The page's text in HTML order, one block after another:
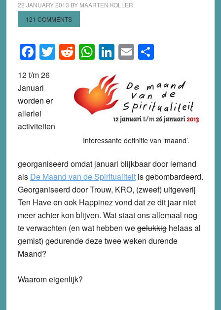
22 JANUARY 2013 BY MAARTEN KOLLER
121 COMMENTS
Facebook
Twitter
Reddit
WhatsApp
LinkedIn
EmailShare
Interessante definitie van ‘maand’.
12 t/m 26
Januari
worden er
allerlei
activiteiten
georganiseerd omdat januari blijkbaar door iemand
als De Maand van de Spiritualiteitis gebombardeerd.
Georganiseerd door Trouw, KRO, (zweef) uitgeverij
Ten Have en ook Happinez vond dat ze dit jaar niet
meer achter kon blijven. Wat staat ons allemaal nog
te verwachten (en wat hebben wegelukkighelaas al
gemist) gedurende deze twee weken durende
Maand?
Waarom eigenlijk?